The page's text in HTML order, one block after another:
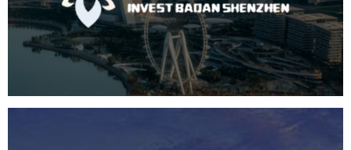
机构组织 国企 品牌官网 网站建设 网站设计